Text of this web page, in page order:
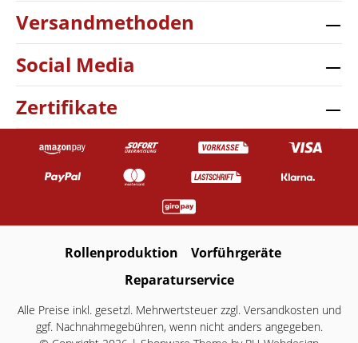
Versandmethoden
Social Media
Zertifikate
Rollenproduktion
Vorführgeräte
Reparaturservice
Alle Preise inkl. gesetzl. Mehrwertsteuer zzgl. Versandkostenund
ggf. Nachnahmegebühren, wenn nicht anders angegeben.